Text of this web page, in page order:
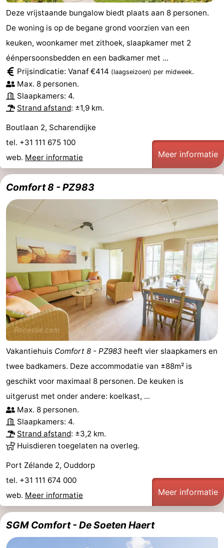
Schouwen-
Duiveland
-
Brouwershaven
-
Bruinisse
-
Zierikzee
-
Natuur
Oosterschelde
-
Burgh
Haamstede
-
Natuur
Kop
Schouwen
Walcheren
Veere
Natuur
Oranjezon
Oostkapelle
Natuur
de
Mantelingen
-
Domburg
-
Zoutelande
-
Vlissingen
-
Middelburg
Weer
Contact
Deze vrijstaande bungalow biedt plaats aan 8 personen.
De woning is op de begane grond voorzien van een
keuken, woonkamer met zithoek, slaapkamer met 2
éénpersoonsbedden en een badkamer met ...
Prijsindicatie: Vanaf €414 (laagseizoen) per midweek.
Max. 8 personen.
Slaapkamers: 4.
Strand afstand: ±1,9 km.
Boutlaan 2, Scharendijke
tel. +31 111 675 100
web. Meer informatie Meer informatie
Comfort 8 - PZ983
Vakantiehuis Comfort 8 - PZ983 heeft vier slaapkamers en
twee badkamers. Deze accommodatie van ±88m² is
geschikt voor maximaal 8 personen. De keuken is
uitgerust met onder andere: koelkast, ...
Max. 8 personen.
Slaapkamers: 4.
Strand afstand: ±3,2 km.
Huisdieren toegelaten na overleg.
Port Zélande 2, Ouddorp
tel. +31 111 674 000
web. Meer informatie Meer informatie
SGM Comfort - De Soeten Haert